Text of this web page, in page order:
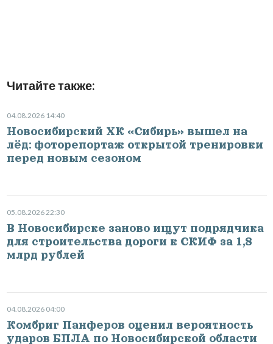
Читайте также:
04.08.2026 14:40
Новосибирский ХК «Сибирь» вышел на
лёд: фоторепортаж открытой тренировки
перед новым сезоном
05.08.2026 22:30
В Новосибирске заново ищут подрядчика
для строительства дороги к СКИФ за 1,8
млрд рублей
04.08.2026 04:00
Комбриг Панферов оценил вероятность
ударов БПЛА по Новосибирской области